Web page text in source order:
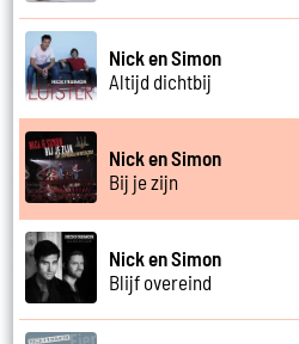
Nick en Simon
Altijd dichtbij
Nick en Simon
Bij je zijn
Nick en Simon
Blijf overeind